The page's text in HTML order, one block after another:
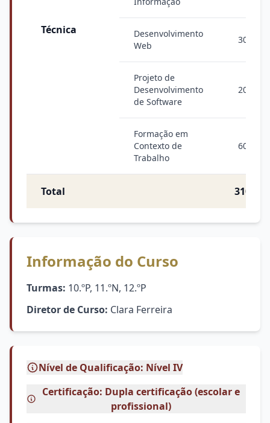
Técnica
Desenvolvimento
Web
300
Projeto de
Desenvolvimento
de Software
200
Formação em
Contexto de
Trabalho
600
Total 3100
Informação do Curso
Turmas: 10.ºP, 11.ºN, 12.ºP
Diretor de Curso: Clara Ferreira
Nível de Qualificação: Nível IV
Certificação: Dupla certificação (escolar e
profissional)